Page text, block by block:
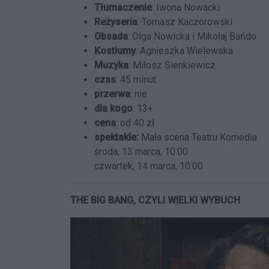
Tłumaczenie: Iwona Nowacki
Reżyseria: Tomasz Kaczorowski
Obsada: Olga Nowicka i Mikołaj Bańdo
Kostiumy: Agnieszka Wielewska
Muzyka: Miłosz Sienkiewicz
czas: 45 minut
przerwa: nie
dla kogo: 13+
cena: od 40 zł
spektakle: Mała scena Teatru Komedia
środa, 13 marca, 10:00
czwartek, 14 marca, 10:00
THE BIG BANG, CZYLI WIELKI WYBUCH